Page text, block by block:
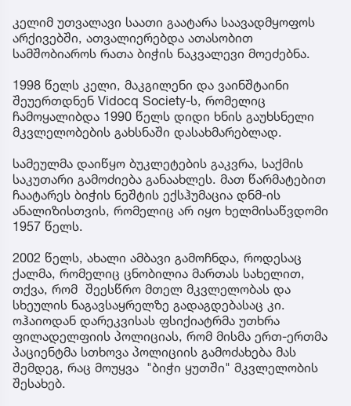
კელიმ უთვალავი საათი გაატარა საავადმყოფოს
არქივებში, ათვალიერებდა ათასობით
სამშობიაროს რათა ბიჭის ნაკვალევი მოეძებნა.
1998 წელს კელი, მაკგილენი და ვაინშტაინი
შეუერთდნენ Vidocq Society-ს, რომელიც
ჩამოყალიბდა 1990 წელს დიდი ხნის გაუხსნელი
მკვლელობების გახსნაში დასახმარებლად.
სამეულმა დაიწყო ბუკლეტების გაკვრა, საქმის
საკუთარი გამოძიება განაახლეს. მათ წარმატებით
ჩაატარეს ბიჭის ნეშტის ექსჰუმაცია დნმ-ის
ანალიზისთვის, რომელიც არ იყო ხელმისაწვდომი
1957 წელს.
2002 წელს, ახალი ამბავი გამოჩნდა, როდესაც
ქალმა, რომელიც ცნობილია მართას სახელით,
თქვა, რომ შეესწრო მთელ მკვლელობას და
სხეულის ნაგავსაყრელზე გადაგდებასაც კი.
ოჰაიოდან დარეკვისას ფსიქიატრმა უთხრა
ფილადელფიის პოლიციას, რომ მისმა ერთ-ერთმა
პაციენტმა სთხოვა პოლიციის გამოძახება მას
შემდეგ, რაც მოუყვა "ბიჭი ყუთში" მკვლელობის
შესახებ.